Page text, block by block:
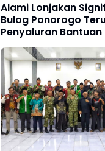
Alami Lonjakan
Bulog Ponorogo
Penyaluran Bantuan
Kepada 139 Ribu
2026